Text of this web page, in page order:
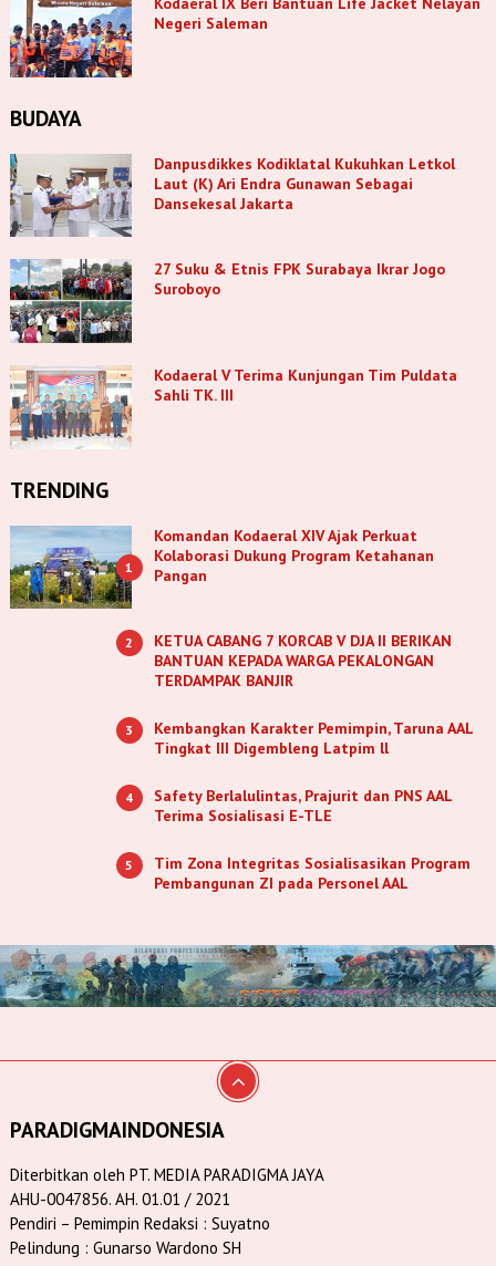
Negeri Saleman
BUDAYA
Danpusdikkes Kodiklatal Kukuhkan Letkol
Laut (K) Ari Endra Gunawan Sebagai
Dansekesal Jakarta
27 Suku & Etnis FPK Surabaya Ikrar Jogo
Suroboyo
Kodaeral V Terima Kunjungan Tim Puldata
Sahli TK. III
TRENDING
1
Komandan Kodaeral XIV Ajak Perkuat
Kolaborasi Dukung Program Ketahanan
Pangan
2
KETUA CABANG 7 KORCAB V DJA II BERIKAN
BANTUAN KEPADA WARGA PEKALONGAN
TERDAMPAK BANJIR
3
Kembangkan Karakter Pemimpin, Taruna AAL
Tingkat III Digembleng Latpim ll
4
Safety Berlalulintas, Prajurit dan PNS AAL
Terima Sosialisasi E-TLE
5
Tim Zona Integritas Sosialisasikan Program
Pembangunan ZI pada Personel AAL
PARADIGMAINDONESIA
Diterbitkan oleh PT. MEDIA PARADIGMA JAYA
AHU-0047856. AH. 01.01 / 2021
Pendiri – Pemimpin Redaksi : Suyatno
Pelindung : Gunarso Wardono SH